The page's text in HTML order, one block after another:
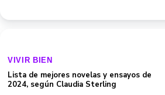
VIVIR BIEN
Lista de mejores novelas y ensayos de
2024, según Claudia Sterling